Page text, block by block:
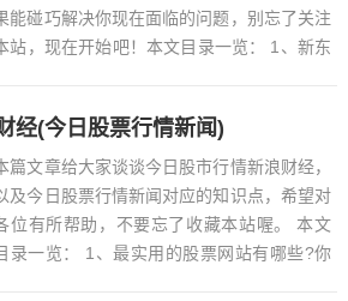
能碰巧解决你现在面临的问题，别忘了关注
站，现在开始吧！本文目录一览： 1、新东
经(今日股票行情新闻)
篇文章给大家谈谈今日股市行情新浪财经，
及今日股票行情新闻对应的知识点，希望对
位有所帮助，不要忘了收藏本站喔。 本文
录一览： 1、最实用的股票网站有哪些?你